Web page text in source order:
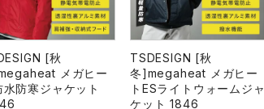
[秋
メガヒー
水防寒ジャケット
TSDESIGN [秋
冬]megaheat メガヒー
トESライトウォームジャ
ケット 1846